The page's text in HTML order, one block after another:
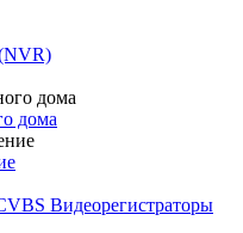
дома
Видеорегистраторы